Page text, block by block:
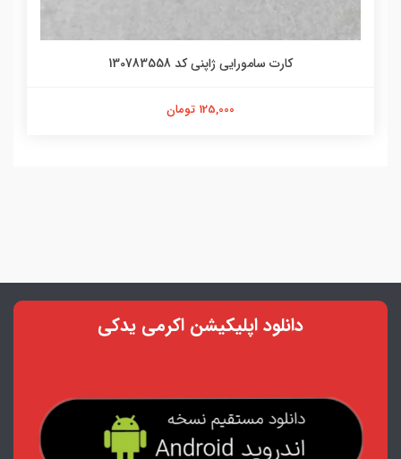
کارت سامورایی ژاپنی ای کاش کد 1409355
144,000 تومان
دانلود اپلیکیشن اکرمی یدکی